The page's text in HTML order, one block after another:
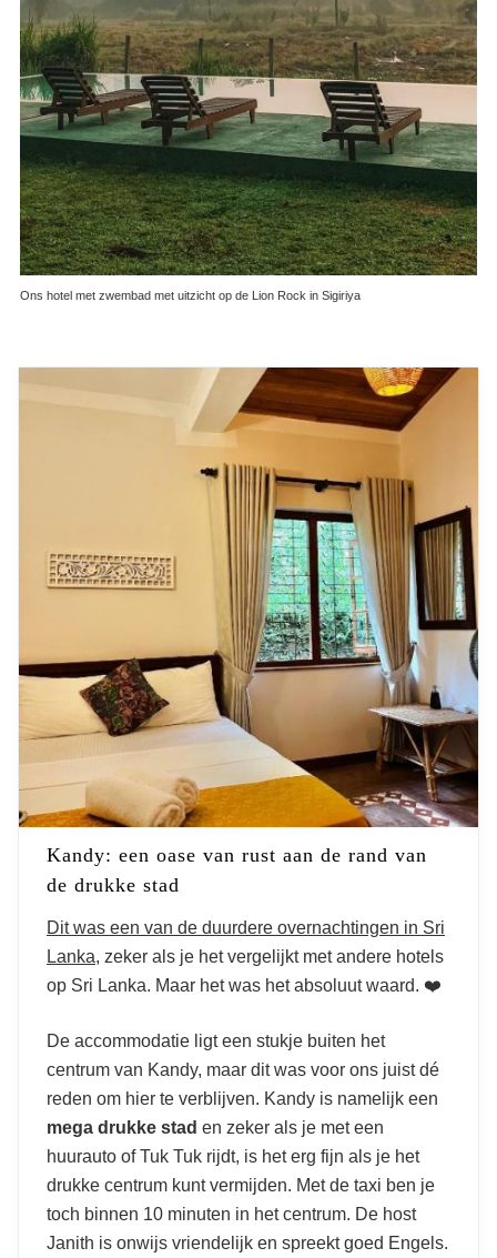
Ons hotel met zwembad met uitzicht op de Lion Rock in Sigiriya
Kandy: een oase van rust aan de rand van
de drukke stad
Dit was een van de duurdere overnachtingen in Sri
Lanka, zeker als je het vergelijkt met andere hotels
op Sri Lanka. Maar het was het absoluut waard. ❤️
De accommodatie ligt een stukje buiten het
centrum van Kandy, maar dit was voor ons juist dé
reden om hier te verblijven. Kandy is namelijk een
mega drukke stad en zeker als je met een
huurauto of Tuk Tuk rijdt, is het erg fijn als je het
drukke centrum kunt vermijden. Met de taxi ben je
toch binnen 10 minuten in het centrum. De host
Janith is onwijs vriendelijk en spreekt goed Engels.